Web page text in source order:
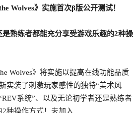
Wolves》实施首次β版公开测试！
熟练者都能充分享受游戏乐趣的2种操
Wolves》将实施以提高在线功能品质
实装了刺激玩家感性的独特“美术风
系统”、以及无论初学者还是熟练者
种操作方式！未加入